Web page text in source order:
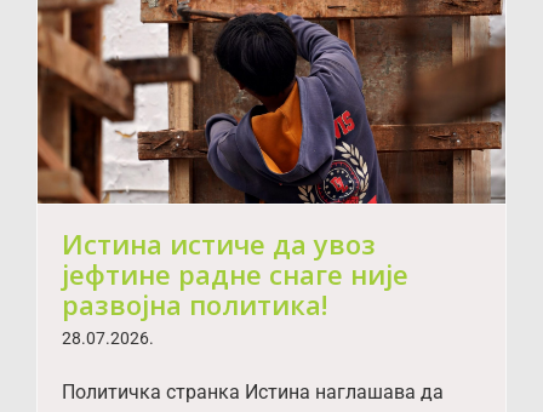
Истина истиче да увоз
јефтине радне снаге није
развојна политика!
28.07.2026.
Политичка странка Истина наглашава да